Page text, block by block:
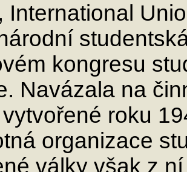
, International
kongresu
Navázala na
vytvořené roku
organizace
války však z